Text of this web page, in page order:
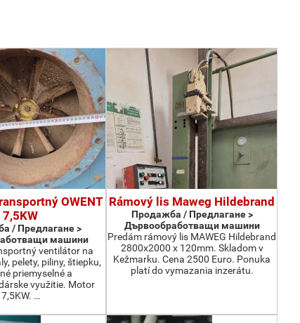
OWENT
7,5KW
/ Предлагане >
машини
ventilátor na
pelety, piliny, štiepku,
priemyselné a
využitie. Motor
7,5KW. …
Rámový lis Maweg Hildebrand
Продажба / Предлагане >
Дървообработващи машини
Predám rámový lis MAWEG Hildebrand
2800x2000 x 120mm. Skladom v
Kežmarku. Cena 2500 Euro. Ponuka
platí do vymazania inzerátu.